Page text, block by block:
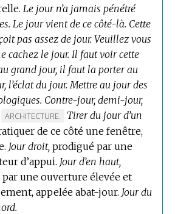
Le jour n’a jamais pénétré
Le jour vient de ce côté-là. Cette
pas assez de jour. Veuillez vous
cachez le jour. Il faut voir cette
grand jour, il faut la porter au
l’éclat du jour. Mettre au jour des
Contre-jour, demi-jour,
MARQUE
DE
DOMAINE
:
ARCHITECTURE.
Tirer du jour d’un
de ce côté une fenêtre,
Jour droit, prodigué par une
d’appui. Jour d’en haut,
une ouverture élevée et
appelée abat-jour. Jour du